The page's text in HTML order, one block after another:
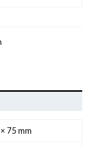
75 mm